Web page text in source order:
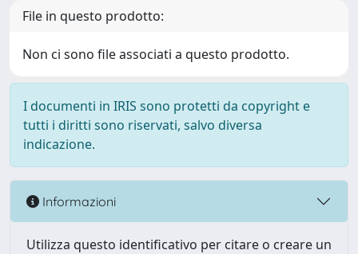
File in questo prodotto:
Non ci sono file associati a questo prodotto.
I documenti in IRIS sono protetti da copyright e
tutti i diritti sono riservati, salvo diversa
indicazione.
Informazioni
Utilizza questo identificativo per citare o creare un